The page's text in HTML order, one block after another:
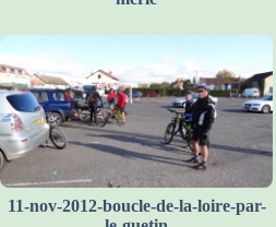
11-nov-2012-boucle-de-la-loire-par-